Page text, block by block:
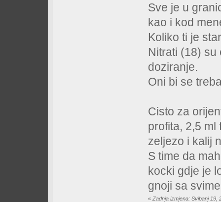
Sve je u
kao i kod
Koliko ti je
Nitrati (18) su
doziranje.
Oni bi se
Cisto za
profita, 2,5 ml
zeljezo i kalij
S time da
kocki gdje je
gnoji sa
« Zadnja izmjena: Svibanj 19,